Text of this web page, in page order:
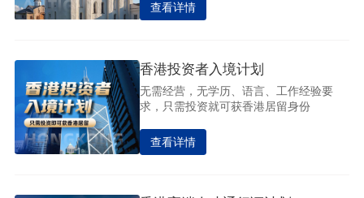
查看详情
香港投资者入境计划
无需经营，无学历、语言、工作经验要
求，只需投资就可获香港居留身份
查看详情